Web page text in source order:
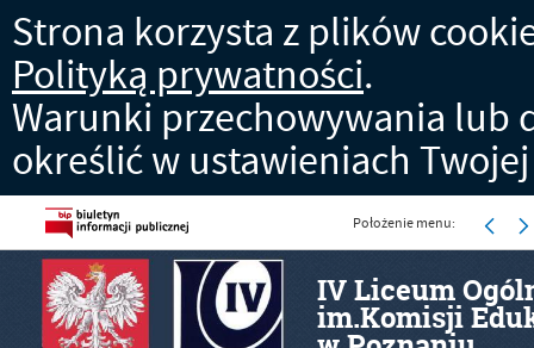
Strona korzysta z plików
Polityką prywatności.
Warunki przechowywania lub
określić w ustawieniach
IV Liceum
im.Komisji
Położenie menu: